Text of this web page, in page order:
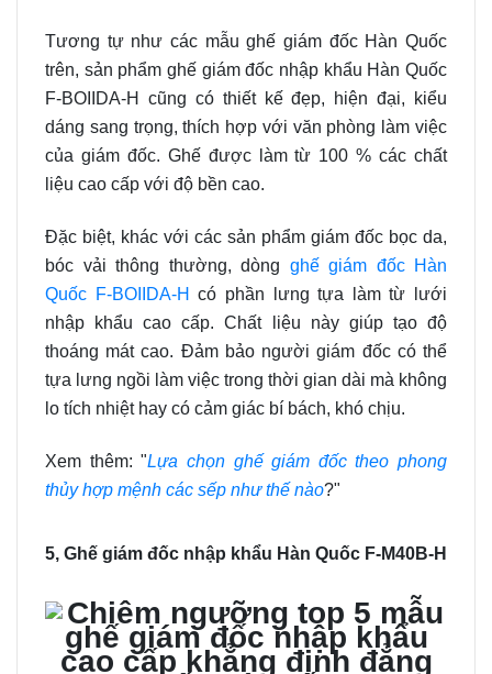
Tương tự như các mẫu ghế giám đốc Hàn Quốc
trên, sản phẩm ghế giám đốc nhập khẩu Hàn Quốc
F-BOIIDA-H cũng có thiết kế đẹp, hiện đại, kiểu
dáng sang trọng, thích hợp với văn phòng làm việc
của giám đốc. Ghế được làm từ 100 % các chất
liệu cao cấp với độ bền cao.
Đặc biệt, khác với các sản phẩm giám đốc bọc da,
bóc vải thông thường, dòng ghế giám đốc Hàn
Quốc F-BOIIDA-H có phần lưng tựa làm từ lưới
nhập khẩu cao cấp. Chất liệu này giúp tạo độ
thoáng mát cao. Đảm bảo người giám đốc có thể
tựa lưng ngồi làm việc trong thời gian dài mà không
lo tích nhiệt hay có cảm giác bí bách, khó chịu.
Xem thêm: "Lựa chọn ghế giám đốc theo phong
thủy hợp mệnh các sếp như thế nào?"
5, Ghế giám đốc nhập khẩu Hàn Quốc F-M40B-H